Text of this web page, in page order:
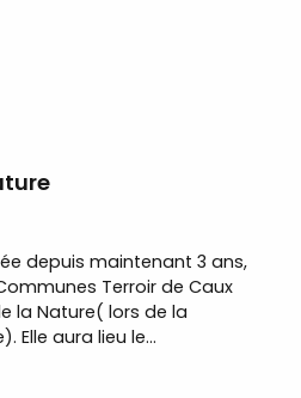
depuis maintenant 3 ans,
Terroir de Caux
la Nature( lors de la
Elle aura lieu le...